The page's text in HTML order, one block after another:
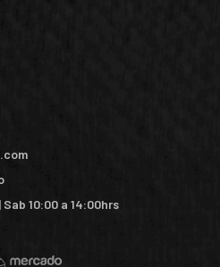
Sab 10:00 a 14:00hrs